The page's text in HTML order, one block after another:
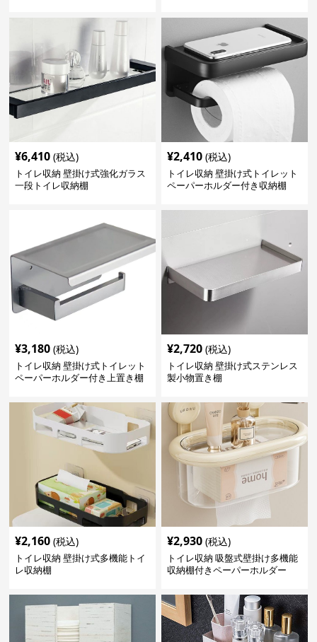
¥6,410 (税込)
トイレ収納 壁掛け式強化ガラス
一段トイレ収納棚
¥2,410 (税込)
トイレ収納 壁掛け式トイレット
ペーパーホルダー付き収納棚
¥3,180 (税込)
トイレ収納 壁掛け式トイレット
ペーパーホルダー付き上置き棚
¥2,720 (税込)
トイレ収納 壁掛け式ステンレス
製小物置き棚
¥2,160 (税込)
トイレ収納 壁掛け式多機能トイ
レ収納棚
¥2,930 (税込)
トイレ収納 吸盤式壁掛け多機能
収納棚付きペーパーホルダー